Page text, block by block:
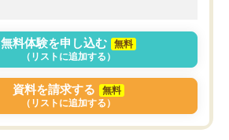
無料体験を申し込む
無料
（リストに追加する）
資料を請求する
無料
（リストに追加する）